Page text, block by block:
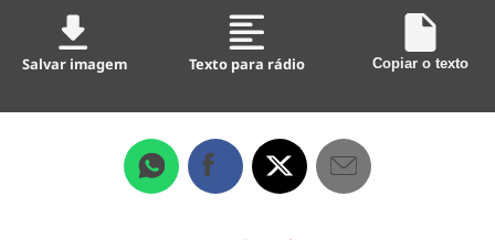
Salvar imagem Texto para rádio Copiar o texto